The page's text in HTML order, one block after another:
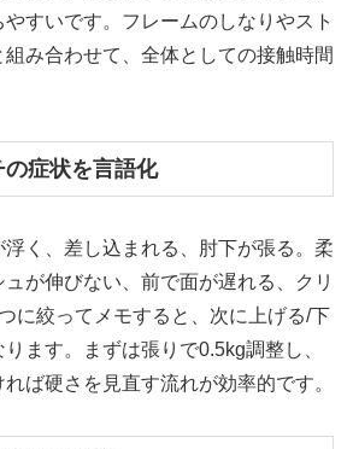
すいです。フレームのしなりやスト
組み合わせて、全体としての接触時間
症状を言語化
く、差し込まれる、肘下が張る。柔
が伸びない、前で面が遅れる、クリ
に絞ってメモすると、次に上げる/下
ます。まずは張りで0.5kg調整し、
ば硬さを見直す流れが効率的です。